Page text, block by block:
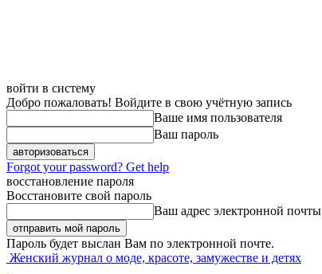
войти в систему
Добро пожаловать! Войдите в свою учётную запись
Ваше имя пользователя
Ваш пароль
Forgot your password? Get help
восстановление пароля
Восстановите свой пароль
Ваш адрес электронной почты
Пароль будет выслан Вам по электронной почте.
Женский журнал о моде, красоте, замужестве и детях